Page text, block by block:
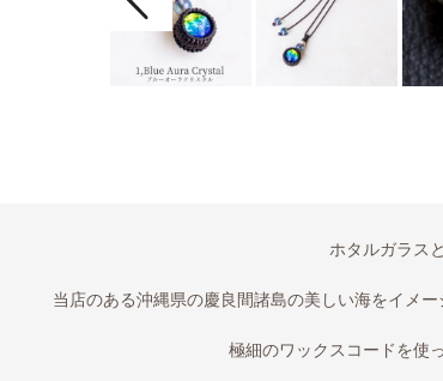
ホタルガラス
当店のある沖縄県の慶良間諸島の美しい海をイメ
極細のワックスコードを使